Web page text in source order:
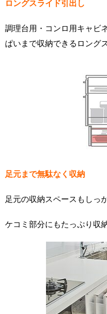
ロングスライド引出し
調理台用・コンロ用キャビ
ぱいまで収納できるロング
足元まで無駄なく収納
足元の収納スペースもしっ
ケコミ部分にもたっぷり収